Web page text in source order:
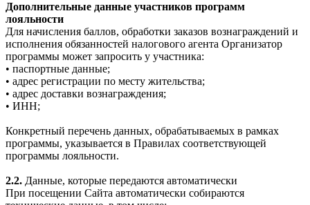
Дополнительные данные участников программ
лояльности
Для начисления баллов, обработки заказов вознаграждений и
исполнения обязанностей налогового агента Организатор
программы может запросить у участника:
• паспортные данные;
• адрес регистрации по месту жительства;
• адрес доставки вознаграждения;
• ИНН;
Конкретный перечень данных, обрабатываемых в рамках
программы, указывается в Правилах соответствующей
программы лояльности.
2.2. Данные, которые передаются автоматически
При посещении Сайта автоматически собираются